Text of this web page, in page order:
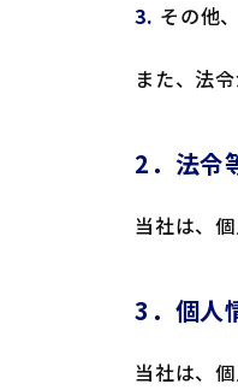
その他
また、法
2．法令
当社は、
3．個人
当社は、